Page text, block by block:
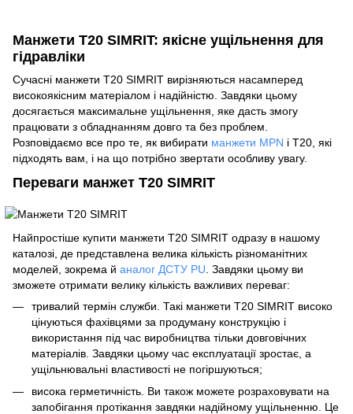
Манжети Т20 SIMRIT: якісне ущільнення для
гідравліки
Сучасні манжети Т20 SIMRIT вирізняються насамперед
високоякісним матеріалом і надійністю. Завдяки цьому
досягається максимальне ущільнення, яке дасть змогу
працювати з обладнанням довго та без проблем.
Розповідаємо все про те, як вибирати манжети MPN і T20, які
підходять вам, і на що потрібно звертати особливу увагу.
Переваги манжет Т20 SIMRIT
Найпростіше купити манжети Т20 SIMRIT одразу в нашому
каталозі, де представлена велика кількість різноманітних
моделей, зокрема й аналог ДСТУ PU . Завдяки цьому ви
зможете отримати велику кількість важливих переваг:
тривалий термін служби. Такі манжети Т20 SIMRIT високо
цінуються фахівцями за продуману конструкцію і
використання під час виробництва тільки довговічних
матеріалів. Завдяки цьому час експлуатації зростає, а
ущільнювальні властивості не погіршуються;
висока герметичність. Ви також можете розраховувати на
запобігання протікання завдяки надійному ущільненню. Це